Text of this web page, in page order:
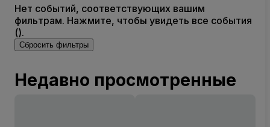
Нет событий, соответствующих вашим
фильтрам. Нажмите, чтобы увидеть все события
().
Сбросить фильтры
Недавно просмотренные